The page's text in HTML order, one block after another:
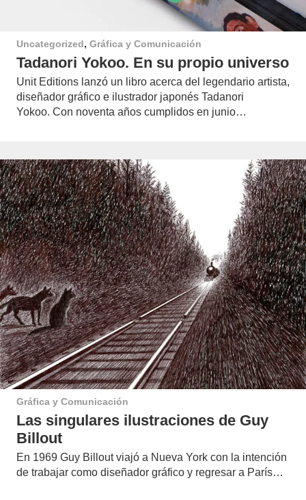
Uncategorized, Gráfica y Comunicación
Tadanori Yokoo. En su propio universo
Unit Editions lanzó un libro acerca del legendario artista,
diseñador gráfico e ilustrador japonés Tadanori
Yokoo. Con noventa años cumplidos en junio…
Gráfica y Comunicación
Las singulares ilustraciones de Guy
Billout
En 1969 Guy Billout viajó a Nueva York con la intención
de trabajar como diseñador gráfico y regresar a París…